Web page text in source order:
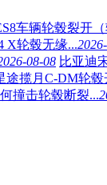
车辆轮毂裂开
X轮毂无缘...
08-08 比亚迪
途揽月C-DM轮毂
撞击轮毂断裂...